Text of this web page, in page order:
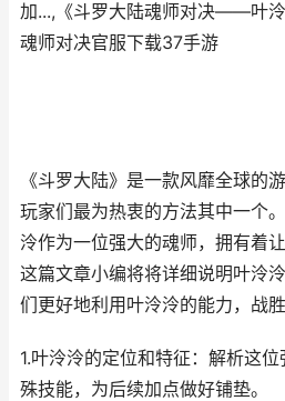
加...,《斗罗大陆魂师对决——叶
魂师对决官服下载37手游
《斗罗大陆》是一款风靡全球的
玩家们最为热衷的方法其中一个
泠作为一位强大的魂师，拥有着
这篇文章小编将将详细说明叶泠
们更好地利用叶泠泠的能力，战胜
1.叶泠泠的定位和特征：解析这
殊技能，为后续加点做好铺垫。